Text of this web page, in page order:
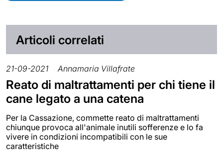
Articoli correlati
21-09-2021 Annamaria Villafrate
Reato di maltrattamenti per chi tiene il
cane legato a una catena
Per la Cassazione, commette reato di maltrattamenti
chiunque provoca all'animale inutili sofferenze e lo fa
vivere in condizioni incompatibili con le sue
caratteristiche